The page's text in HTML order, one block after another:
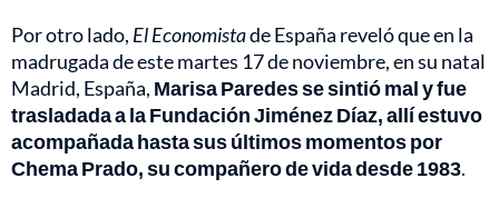
Por otro lado, El Economistade España reveló que en la
madrugada de este martes 17 de noviembre, en su natal
Madrid, España, Marisa Paredes se sintió mal y fue
trasladada ala Fundación Jiménez Díaz, allí estuvo
acompañada hasta sus últimos momentos por
Chema Prado, su compañero de vida desde 1983.